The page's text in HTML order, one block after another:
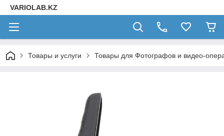
VARIOLAB.KZ
Товары и услуги Товары для Фотографов и видео-